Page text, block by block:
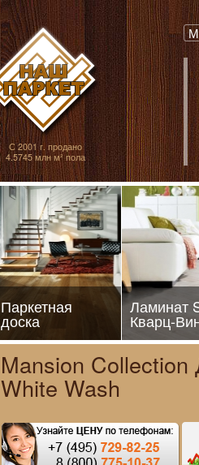
Паркет,
С 2001 г. продано
4.5745 млн м² пола
Паркетная
доска
Ламинат
Кварц-
Mansion Collection
White Wash